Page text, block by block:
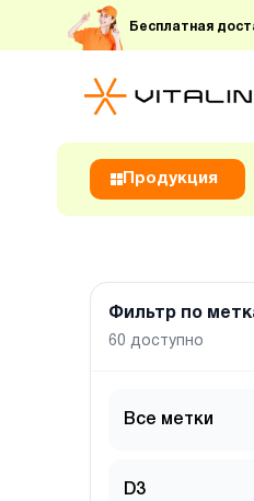
Бесплатная
Продукция
Фильтр по
60 доступно
Все метки
D3